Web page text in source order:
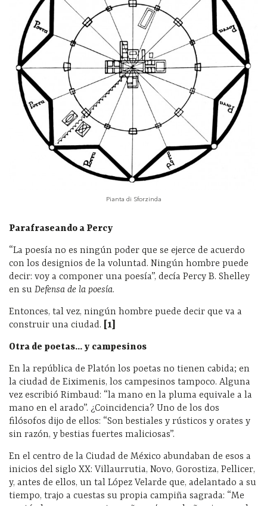
Pianta di Sforzinda
Parafraseando a Percy
“La poesía no es ningún poder que se ejerce de acuerdo
con los designios de la voluntad. Ningún hombre puede
decir: voy a componer una poesía”, decía Percy B. Shelley
en su Defensa de la poesía.
Entonces, tal vez, ningún hombre puede decir que va a
construir una ciudad.
1]
Otra de poetas… y campesinos
En la república de Platón los poetas no tienen cabida; en
la ciudad de Eiximenis, los campesinos tampoco. Alguna
vez escribió Rimbaud: “la mano en la pluma equivale a la
mano en el arado”. ¿Coincidencia? Uno de los dos
filósofos dijo de ellos: “Son bestiales y rústicos y orates y
sin razón, y bestias fuertes maliciosas”.
En el centro de la Ciudad de México abundaban de esos a
inicios del siglo XX: Villaurrutia, Novo, Gorostiza, Pellicer,
y, antes de ellos, un tal López Velarde que, adelantado a su
tiempo, trajo a cuestas su propia campiña sagrada: “Me